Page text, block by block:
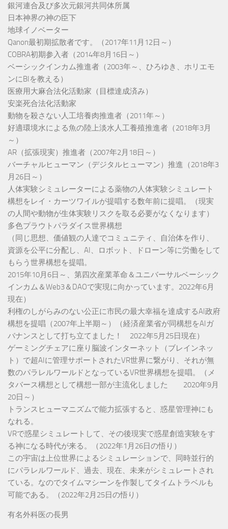
銀河連合及び多次元銀河共同体所属
日本神界の神の臣下
地球イノベーター
Qanon最初期拡散者です。（2017年11月12日～）
COBRA初期参入者（2014年8月16日～）
ベーシックインカム推進者（2003年～、ひろゆき、ホリエモ
ンにBIを教える）
医療用大麻合法化活動家（目標達成済み）
安楽死合法化活動家
動物を殺さない人工培養肉推進者（2011年～）
好適環境水による魚の陸上淡水人工養殖推進者（2018年3月
～）
AR（拡張現実）推進者（2007年2月18日～）
バーチャルヒューマン（デジタルヒューマン）推進（2018年3
月26日～）
人体実験シミュレーターによる薬物の人体実験シミュレート
構想をレイ・カーツワイルが提唱する数年前に提唱。（現実
の人間や動物が生体実験リスクを取る必要がなくなります）
多色プラウトパラダイス世界構想
（同じ思想、価値観の人達でコミュニティ、自治体を作り、
資源を公平に分配し、AI、ロボット、ドローン等に労働をして
もらう世界構想を提唱。
2015年10月6日～、第四次産業革命＆ユニバーサルベーシック
インカム＆Web3＆DAOで実現に向かっています。2022年6月
現在）
利権のしがらみのない公正に市民の最大幸福を達成するAI政府
構想を提唱（2007年上半期～）（経済産業省が同構想をAIガ
バナンスとして打ち立てました！ 2022年5月25日現在）
ゲーミングチェアに座り脳波インターネット（ブレインネッ
ト）で超AIに管理サポートされたVR世界に繋がり、それが無
数のパラレルワールドとなっているVR世界構想を提唱。（メ
タバース構想として構想一部が主流化しました 2020年9月
20日～）
トランスヒューマニズムで能力拡張すると、惑星管理神にも
なれる。
VRで惑星シミュレートして、その後現実で惑星創造実験をす
る神になる時代が来る。（2022年1月26日の悟り）
この宇宙は上位世界によるシミュレーションで、同時並行的
にパラレルワールド、過去、現在、未来がシミュレートされ
ている。なのでタイムマシーンを作製してタイムトラベルも
可能である。（2022年2月25日の悟り）
有名外科医の長男